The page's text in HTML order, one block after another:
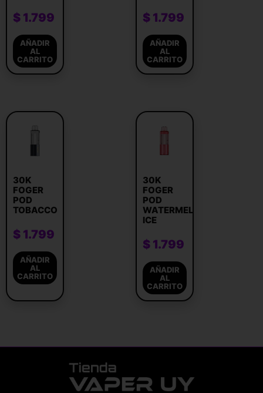
$ 1.799
AÑADIR
AL
CARRITO
$ 1.799
AÑADIR
AL
CARRITO
30K
FOGER
POD
TOBACCO
$ 1.799
AÑADIR
AL
CARRITO
30K
FOGER
POD
WATERMELON
ICE
$ 1.799
AÑADIR
AL
CARRITO